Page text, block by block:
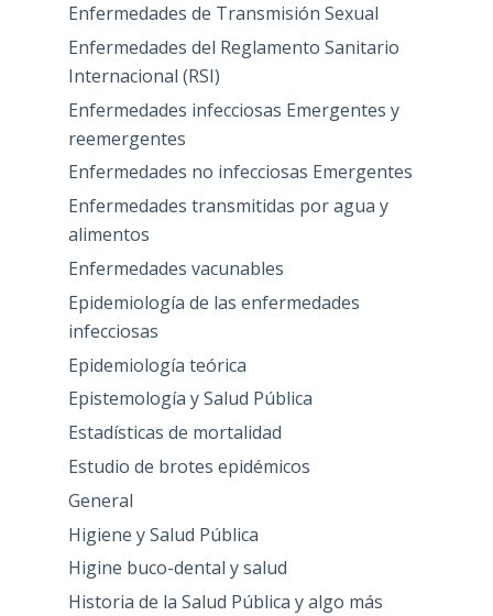
Enfermedades de Transmisión Sexual
Enfermedades del Reglamento Sanitario
Internacional (RSI)
Enfermedades infecciosas Emergentes y
reemergentes
Enfermedades no infecciosas Emergentes
Enfermedades transmitidas por agua y
alimentos
Enfermedades vacunables
Epidemiología de las enfermedades
infecciosas
Epidemiología teórica
Epistemología y Salud Pública
Estadísticas de mortalidad
Estudio de brotes epidémicos
General
Higiene y Salud Pública
Higine buco-dental y salud
Historia de la Salud Pública y algo más